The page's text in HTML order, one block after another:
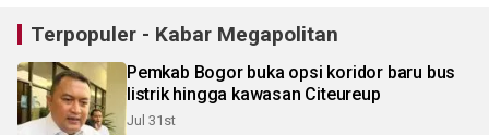
Terpopuler - Kabar Megapolitan
Pemkab Bogor buka opsi koridor baru bus
listrik hingga kawasan Citeureup
Jul 31st